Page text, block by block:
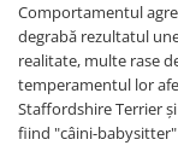
Comportamentul
degrabă rezultatul
realitate, multe rase
temperamentul lor
Staffordshire Terrier
fiind "câini-